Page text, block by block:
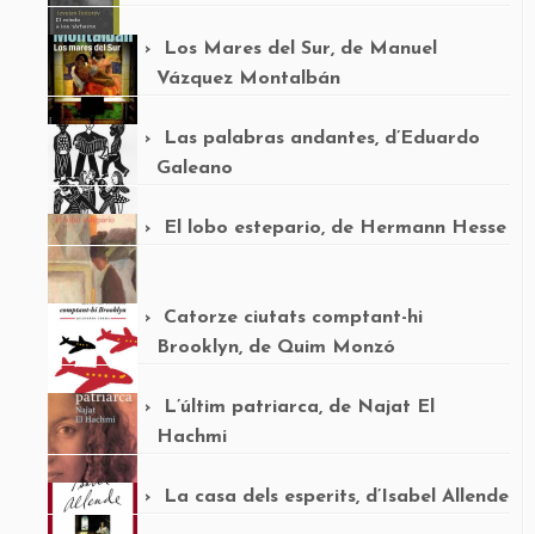
Los Mares del Sur, de Manuel
Vázquez Montalbán
Las palabras andantes, d’Eduardo
Galeano
El lobo estepario, de Hermann Hesse
Catorze ciutats comptant-hi
Brooklyn, de Quim Monzó
L’últim patriarca, de Najat El
Hachmi
La casa dels esperits, d’Isabel Allende